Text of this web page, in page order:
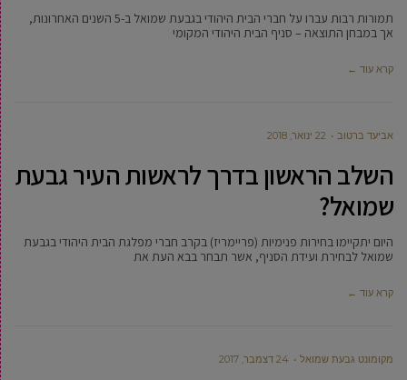
תמורות רבות עברו על חברי הבית היהודי בגבעת שמואל ב-5 השנים האחרונות,
אך במבחן התוצאה – סניף הבית היהודי המקומי
קרא עוד ←
אביעד ברטוב 22 ינואר, 2018
השלב הראשון בדרך לראשות העיר גבעת
שמואל?
היום יתקיימו בחירות פנימיות (פריימריז) בקרב חברי מפלגת הבית היהודי בגבעת
שמואל לבחירת ועידת הסניף, אשר תבחר בבא העת את
קרא עוד ←
מקומונט גבעת שמואל 24 דצמבר, 2017